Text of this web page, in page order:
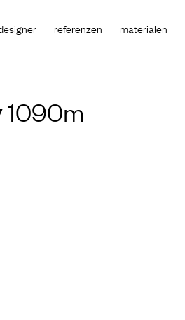
referenzen materialen
1090m